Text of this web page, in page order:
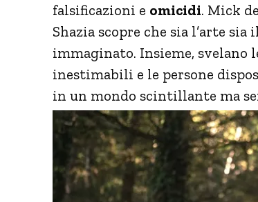
falsificazioni e omicidi. Mick
Shazia scopre che sia l’arte
immaginato. Insieme, svelano
inestimabili e le persone
in un mondo scintillante ma